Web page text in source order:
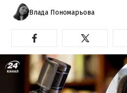
Влада Пономарьова